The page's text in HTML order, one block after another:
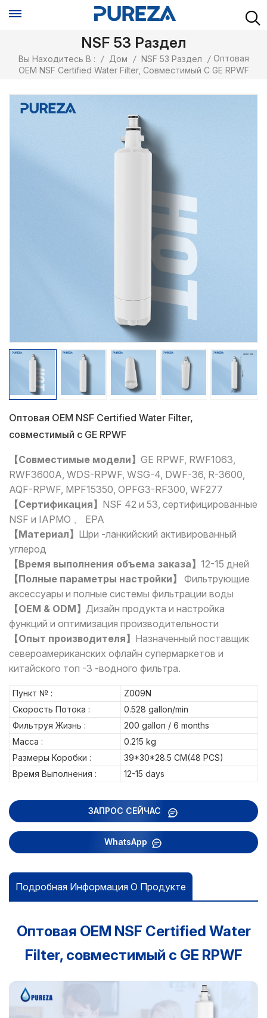
NSF 53 Раздел
Вы Находитесь В : / Дом / NSF 53 Раздел / Оптовая
OEM NSF Certified Water Filter, Совместимый С GE RPWF
Оптовая OEM NSF Certified Water Filter,
совместимый с GE RPWF
【Совместимые модели】 GE RPWF, RWF1063,
RWF3600A, WDS-RPWF, WSG-4, DWF-36, R-3600,
AQF-RPWF, MPF15350, OPFG3-RF300, WF277
【Сертификация】 NSF 42 и 53, сертифицированные
NSF и IAPMO 、 EPA
【Материал】 Шри -ланкийский активированный
углерод
【Время выполнения объема заказа】 12-15 дней
【Полные параметры настройки】 Фильтрующие
аксессуары и полные системы фильтрации воды
【OEM & ODM】 Дизайн продукта и настройка
функций и оптимизация производительности
【Опыт производителя】 Назначенный поставщик
североамериканских офлайн супермаркетов и
китайского топ -3 -водного фильтра.
Пункт № :
Z009N
Скорость Потока :
0.528 gallon/min
Фильтруя Жизнь :
200 gallon / 6 months
Масса :
0.215 kg
Размеры Коробки :
39*30*28.5 CM(48 PCS)
Время Выполнения :
12-15 days
ЗАПРОС СЕЙЧАС
WhatsApp
Подробная Информация О Продукте
Оптовая OEM NSF Certified Water
Filter, совместимый с GE RPWF